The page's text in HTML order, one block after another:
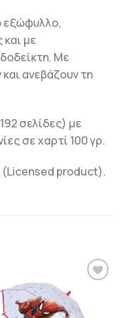
εξώφυλλο,
με
Με
ανεβάζουν τη
σελίδες) με
σε χαρτί 100 γρ.
(Licensed product).
ΠΡΟΣΘΉΚΗ
ΣΤΗΝ
ΛΊΣΤΑ